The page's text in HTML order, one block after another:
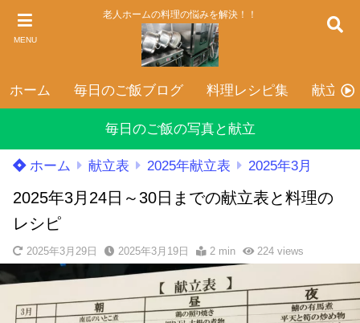
MENU
老人ホームの料理の悩みを解決！！
ホーム 毎日のご飯ブログ 料理レシピ集 献立表
毎日のご飯の写真と献立
ホーム 献立表 2025年献立表 2025年3月
2025年3月24日～30日までの献立表と料理の
レシピ
2025年3月29日 2025年3月19日 2 min 224views